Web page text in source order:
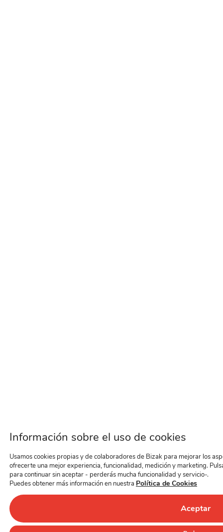
Información sobre el uso de cookies
Usamos cookies propias y de colaboradores de Bizak para mejorar los
ofrecerte una mejor experiencia, funcionalidad, medición y marketing.
para continuar sin aceptar - perderás mucha funcionalidad y servicio-.
Puedes obtener más información en nuestra Política de Cookies
Aceptar